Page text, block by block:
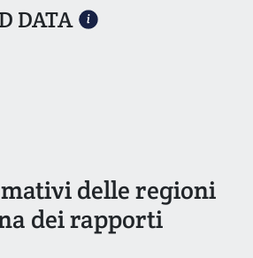
DATA
delle regioni
dei rapporti